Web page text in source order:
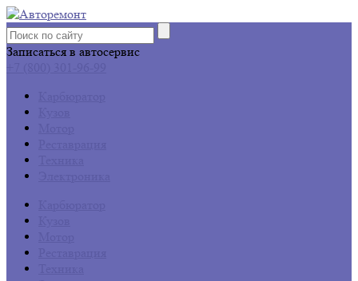
Записаться в автосервис